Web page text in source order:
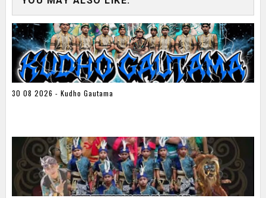
30 08 2026 - Kudho Gautama